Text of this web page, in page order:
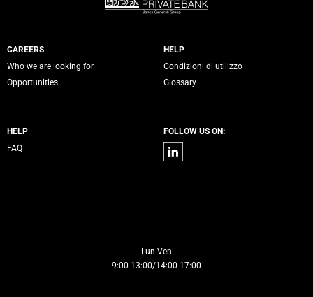
Servizi Banca Generali
CAREERS
Who we are looking for
Opportunities
HELP
Condizioni di utilizzo
Glossary
HELP
FAQ
FOLLOW US ON:
Linkedin
Lun-Ven
9:00-13:00/14:00-17:00